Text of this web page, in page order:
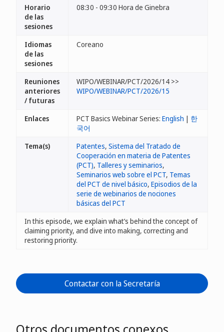
Horario
de las
sesiones
08:30 - 09:30 Hora de Ginebra
Idiomas
de las
sesiones
Coreano
Reuniones
anteriores
/ futuras
WIPO/WEBINAR/PCT/2026/14 >>
WIPO/WEBINAR/PCT/2026/15
Enlaces PCT Basics Webinar Series: English | 한
국어
Tema(s)
Patentes, Sistema del Tratado de
Cooperación en materia de Patentes
(PCT), Talleres y seminarios,
Seminarios web sobre el PCT, Temas
del PCT de nivel básico, Episodios de la
serie de webinarios de nociones
básicas del PCT
In this episode, we explain what’s behind the concept of
claiming priority, and dive into making, correcting and
restoring priority.
Contactar con la Secretaría